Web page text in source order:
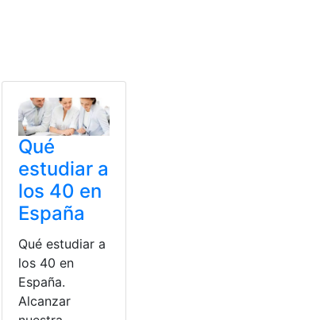
Qué
estudiar a
los 40 en
España
Qué estudiar a
los 40 en
España.
Alcanzar